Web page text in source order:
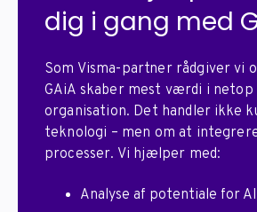
dig i gang med
Som Visma-partner rådgiver vi
GAiA skaber mest værdi i netop
organisation. Det handler ikke
teknologi – men om at
processer. Vi hjælper med:
Analyse af potentiale for